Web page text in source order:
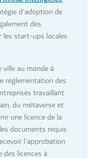
d'adoption de
des
start-ups locales
ville au monde à
réglementation des
travaillant
du métaverse et
une licence de la
documents requis
l'approbation
licences à